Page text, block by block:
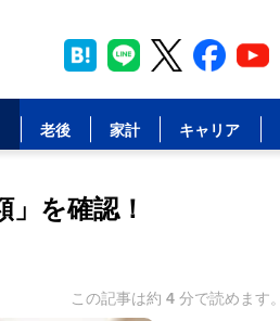
老後 家計 キャリア
」を確認！
この記事は約 4 分で読めます。